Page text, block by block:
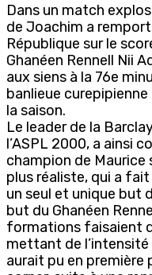
Dans un match
de Joachim a
République sur le
Ghanéen Rennell Nii
aux siens à la 76e
banlieue
la saison.
Le leader de la
l’ASPL 2000, a ainsi
champion de
plus réaliste, qui a
un seul et unique but
but du Ghanéen
formations faisaient
mettant de l’intensité
aurait pu en première